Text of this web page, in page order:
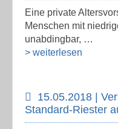
Eine private
Menschen mit
unabdingbar, …
> weiterlesen
15.05.2018 |
Standard-Riester